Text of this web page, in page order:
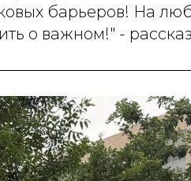
барьеров! На
о важном!" -